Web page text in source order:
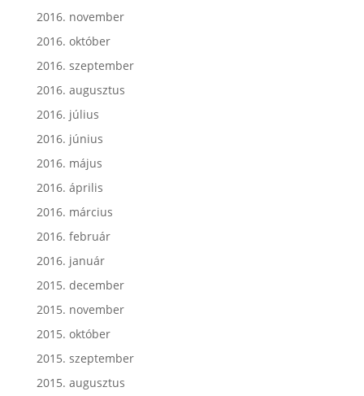
2016. november
2016. október
2016. szeptember
2016. augusztus
2016. július
2016. június
2016. május
2016. április
2016. március
2016. február
2016. január
2015. december
2015. november
2015. október
2015. szeptember
2015. augusztus